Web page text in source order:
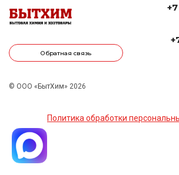
Обратная связь
© ООО «БытХим» 2026
Политика обработки